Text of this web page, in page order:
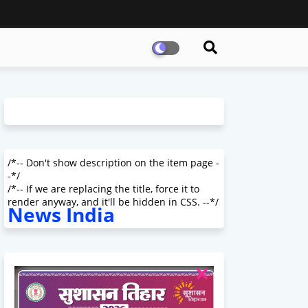
/*-- Don't show description on the item page -
-*/
/*-- If we are replacing the title, force it to
render anyway, and it'll be hidden in CSS. --*/
News India